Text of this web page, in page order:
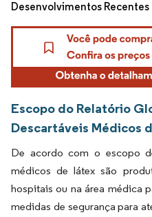
Desenvolvimentos Recentes
Escopo do Relatório
Descartáveis Médicos
De acordo com o escopo
médicos de látex são
hospitais ou na área médica
medidas de segurança para